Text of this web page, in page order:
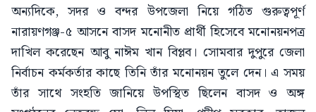
অন্যদিকে, সদর ও বন্দর উপজেলা নিয়ে গঠিত গুরুত্বপূর্ণ
নারায়ণগঞ্জ-৫ আসনে বাসদ মনোনীত প্রার্থী হিসেবে মনোনয়নপত্র
দাখিল করেছেন আবু নাঈম খান বিপ্লব। সোমবার দুপুরে জেলা
নির্বাচন কর্মকর্তার কাছে তিনি তাঁর মনোনয়ন তুলে দেন। এ সময়
তাঁর সাথে সংহতি জানিয়ে উপস্থিত ছিলেন বাসদ ও অঙ্গ